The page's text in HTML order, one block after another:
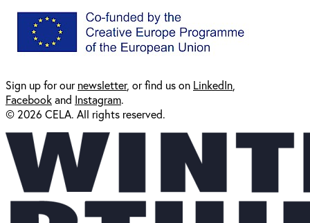
Sign up for ournewsletter, or find us on LinkedIn
Facebookand Instagram.
© 2026 CELA. All rights reserved.